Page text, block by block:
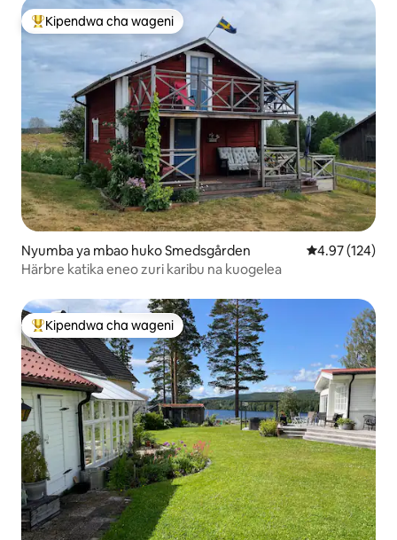
Kipendwa maarufu cha wageni
Kipendwa cha wageni
Nyumba ya mbao huko Smedsgården Ukadiriaji wa
4.97 (124)
Härbre katika eneo zuri karibu na kuogelea
Kipendwa maarufu cha wageni
Kipendwa cha wageni